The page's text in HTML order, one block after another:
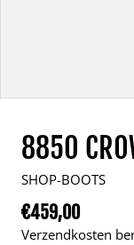
8850
SHOP-BOOTS
Normale prijs
€459,00
Verzendkosten